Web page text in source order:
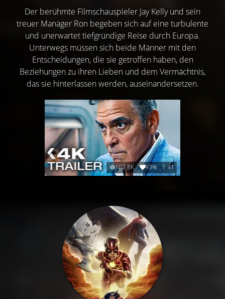
Der berühmte Filmschauspieler Jay Kelly und sein
treuer Manager Ron begeben sich auf eine turbulente
und unerwartet tiefgründige Reise durch Europa.
Unterwegs müssen sich beide Männer mit den
Entscheidungen, die sie getroffen haben, den
Beziehungen zu ihren Lieben und dem Vermächtnis,
das sie hinterlassen werden, auseinandersetzen.
102.8K 93% 1:41